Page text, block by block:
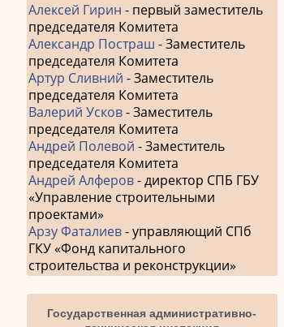
Алексей Гирин - первый заместитель
председателя Комитета
Александр Постраш - Заместитель
председателя Комитета
Артур Сливний - Заместитель
председателя Комитета
Валерий Усков- Заместитель
председателя Комитета
Андрей Полевой - Заместитель
председателя Комитета
Андрей Алферов- директор СПБ ГБУ
«Управление строительными
проектами»
Арзу Фаталиев- управляющий СПб
ГКУ «Фонд капитального
строительства и реконструкции»
Государственная административно-